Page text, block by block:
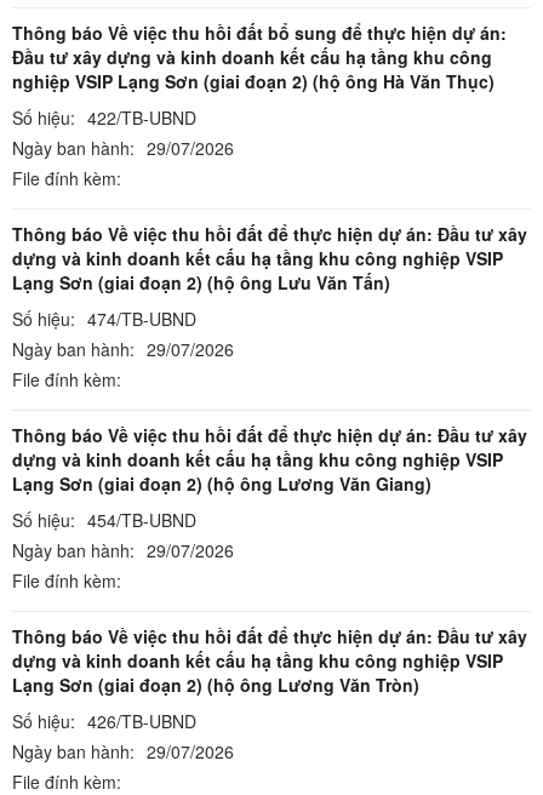
Thông báo Về việc thu hồi đất bổ sung để thực hiện dự án:
Đầu tư xây dựng và kinh doanh kết cấu hạ tầng khu công
nghiệp VSIP Lạng Sơn (giai đoạn 2) (hộ ông Hà Văn Thục)
Số hiệu: 422/TB-UBND
Ngày ban hành: 29/07/2026
File đính kèm:
Thông báo Về việc thu hồi đất để thực hiện dự án: Đầu tư xây
dựng và kinh doanh kết cấu hạ tầng khu công nghiệp VSIP
Lạng Sơn (giai đoạn 2) (hộ ông Lưu Văn Tấn)
Số hiệu: 474/TB-UBND
Ngày ban hành: 29/07/2026
File đính kèm:
Thông báo Về việc thu hồi đất để thực hiện dự án: Đầu tư xây
dựng và kinh doanh kết cấu hạ tầng khu công nghiệp VSIP
Lạng Sơn (giai đoạn 2) (hộ ông Lương Văn Giang)
Số hiệu: 454/TB-UBND
Ngày ban hành: 29/07/2026
File đính kèm:
Thông báo Về việc thu hồi đất để thực hiện dự án: Đầu tư xây
dựng và kinh doanh kết cấu hạ tầng khu công nghiệp VSIP
Lạng Sơn (giai đoạn 2) (hộ ông Lương Văn Tròn)
Số hiệu: 426/TB-UBND
Ngày ban hành: 29/07/2026
File đính kèm: